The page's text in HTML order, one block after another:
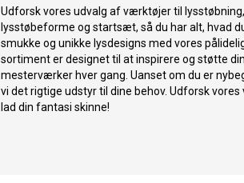
Udforsk vores udvalg af værktøjer til
lysstøbeforme og startsæt, så du har alt, hvad
smukke og unikke lysdesigns med vores
sortiment er designet til at inspirere og støtte
mesterværker hver gang. Uanset om du er
vi det rigtige udstyr til dine behov. Udforsk
lad din fantasi skinne!